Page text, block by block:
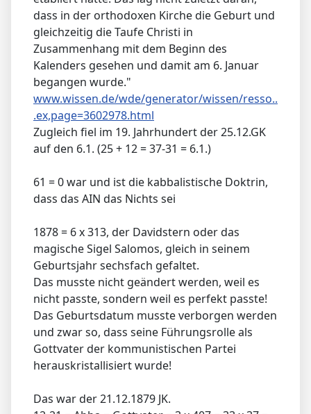
dass in der orthodoxen Kirche die Geburt und
gleichzeitig die Taufe Christi in
Zusammenhang mit dem Beginn des
Kalenders gesehen und damit am 6. Januar
begangen wurde."
www.wissen.de/wde/generator/wissen/resso..
.ex,page=3602978.html
Zugleich fiel im 19. Jahrhundert der 25.12.GK
auf den 6.1. (25 + 12 = 37-31 = 6.1.)
61 = 0 war und ist die kabbalistische Doktrin,
dass das AIN das Nichts sei
1878 = 6 x 313, der Davidstern oder das
magische Sigel Salomos, gleich in seinem
Geburtsjahr sechsfach gefaltet.
Das musste nicht geändert werden, weil es
nicht passte, sondern weil es perfekt passte!
Das Geburtsdatum musste verborgen werden
und zwar so, dass seine Führungsrolle als
Gottvater der kommunistischen Partei
herauskristallisiert wurde!
Das war der 21.12.1879 JK.